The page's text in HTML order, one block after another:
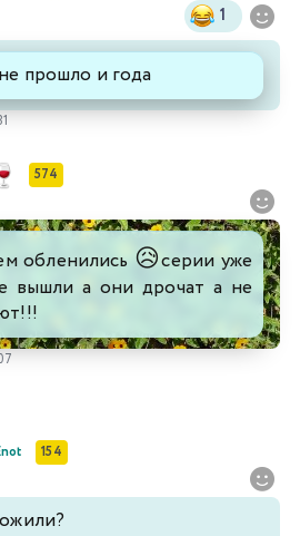
1
прошло и года
574
обленились 😥серии уже
вышли а они дрочат а не
154